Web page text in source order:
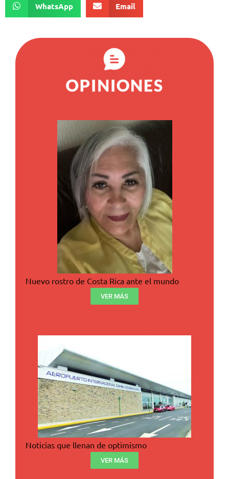
WhatsApp Email
Nuevo rostro de Costa Rica ante el mundo
VER MÁS
Noticias que llenan de optimismo
VER MÁS